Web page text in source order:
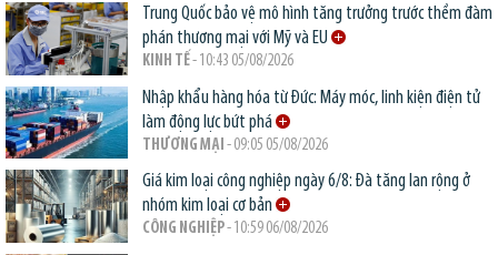
Trung Quốc bảo vệ mô hình tăng trưởng trước thềm đàm
phán thương mại với Mỹ và EU
KINH TẾ- 10:43 05/08/2026
Nhập khẩu hàng hóa từ Đức: Máy móc, linh kiện điện tử
làm động lực bứt phá
THƯƠNG MẠI - 09:05 05/08/2026
Giá kim loại công nghiệp ngày 6/8: Đà tăng lan rộng ở
nhóm kim loại cơ bản
CÔNG NGHIỆP- 10:59 06/08/2026